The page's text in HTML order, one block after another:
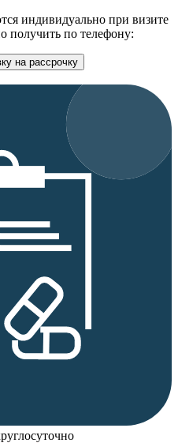
индивидуально при визите
получить по телефону:
на рассрочку